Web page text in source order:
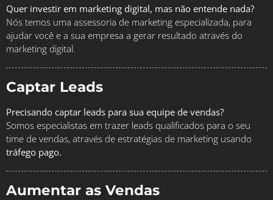
Quer investir em marketing digital, mas não entende nada?
Nós temos uma assessoria de marketing especializada, para
ajudar você e a sua empresa a gerar resultado através do
marketing digital.
Captar Leads
Precisando captar leads para sua equipe de vendas?
Somos especialistas em trazer leads qualificados para o seu
time de vendas, através de estratégias de marketing usando
tráfego pago.
Aumentar as Vendas